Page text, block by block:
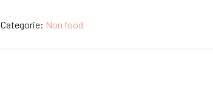
Categorie: Non food